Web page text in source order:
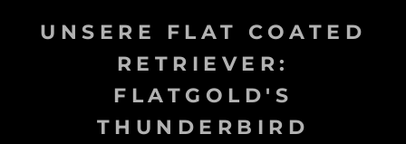
UNSERE FLAT COATED
RETRIEVER:
FLATGOLD'S
THUNDERBIRD